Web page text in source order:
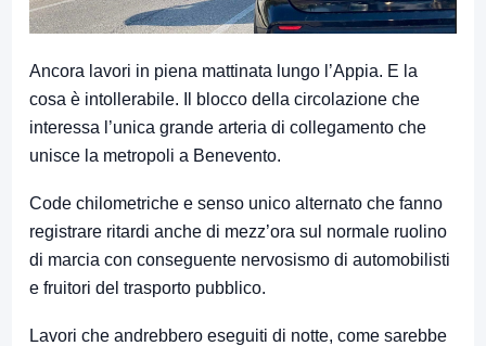
Ancora lavori in piena mattinata lungo l’Appia. E la
cosa è intollerabile. Il blocco della circolazione che
interessa l’unica grande arteria di collegamento che
unisce la metropoli a Benevento.
Code chilometriche e senso unico alternato che fanno
registrare ritardi anche di mezz’ora sul normale ruolino
di marcia con conseguente nervosismo di automobilisti
e fruitori del trasporto pubblico.
Lavori che andrebbero eseguiti di notte, come sarebbe